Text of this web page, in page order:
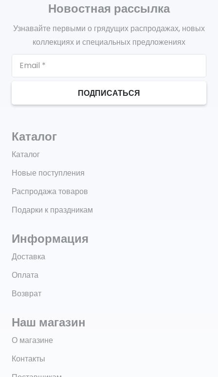
Новостная рассылка
Узнавайте первыми о грядущих распродажах, новых
коллекциях и специальных предложениях
ПОДПИСАТЬСЯ
Каталог
Каталог
Новые поступления
Распродажа товаров
Подарки к праздникам
Информация
Доставка
Оплата
Возврат
Наш магазин
О магазине
Контакты